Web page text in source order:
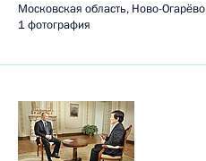
Московская область, Ново-Огарёво
1 фотография